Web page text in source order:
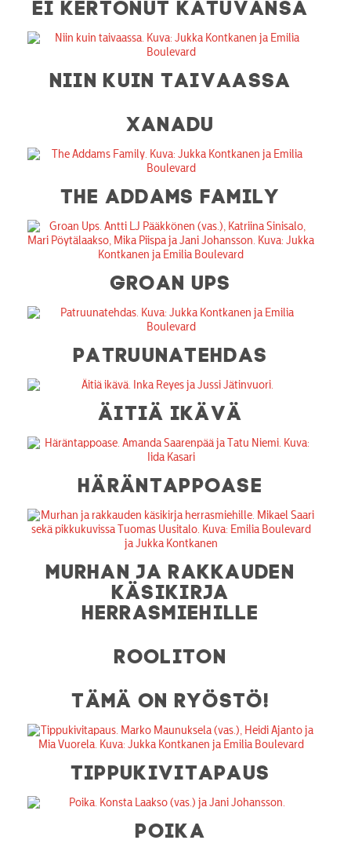
EI KERTONUT KATUVANSA
NIIN KUIN TAIVAASSA
XANADU
THE ADDAMS FAMILY
GROAN UPS
PATRUUNATEHDAS
ÄITIÄ IKÄVÄ
HÄRÄNTAPPOASE
MURHAN JA RAKKAUDEN
KÄSIKIRJA
HERRASMIEHILLE
ROOLITON
TÄMÄ ON RYÖSTÖ!
TIPPUKIVITAPAUS
POIKA